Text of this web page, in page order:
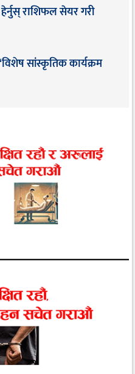
राशिफल सेयर गरी
सांस्कृतिक कार्यक्रम